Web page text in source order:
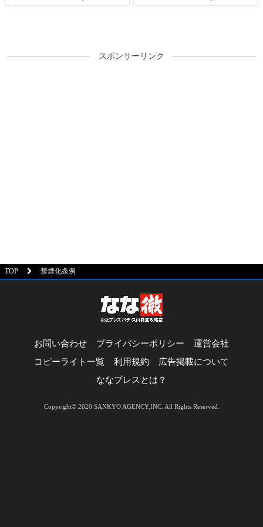
スポンサーリンク
TOP 禁煙化条例
お問い合わせ プライバシーポリシー
運営会社
コピーライト一覧
利用規約
広告掲載について
ななプレスとは？
Copyright© 2020 SANKYO AGENCY,INC. All Rights Reserved.